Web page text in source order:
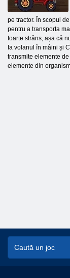
pe tractor. În scopul
pentru a transporta
foarte strâns, așa că
Ia volanul în mâini și
transmite elemente
elemente din